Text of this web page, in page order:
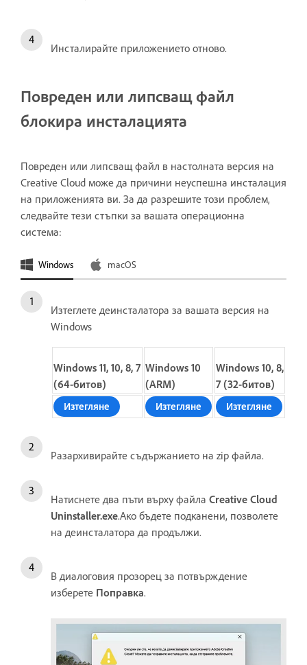
Инсталирайте приложението отново.
Повреден или липсващ файл
блокира инсталацията
Повреден или липсващ файл в настолната версия на
Creative Cloud може да причини неуспешна инсталация
на приложенията ви. За да разрешите този проблем,
следвайте тези стъпки за вашата операционна
система:
Windows macOS
Изтеглете деинсталатора за вашата версия на
Windows
Windows 11, 10, 8, 7
(64-битов)
Windows 10
(ARM)
Windows 10, 8,
7 (32-битов)
Изтегляне Изтегляне Изтегляне
Разархивирайте съдържанието на zip файла.
Натиснете два пъти върху файла Creative Cloud
Uninstaller.exe.Ако бъдете подканени, позволете
на деинсталатора да продължи.
В диалоговия прозорец за потвърждение
изберете Поправка.